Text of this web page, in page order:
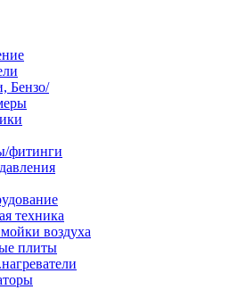
Бензо/
фитинги
техника
воздуха
плиты